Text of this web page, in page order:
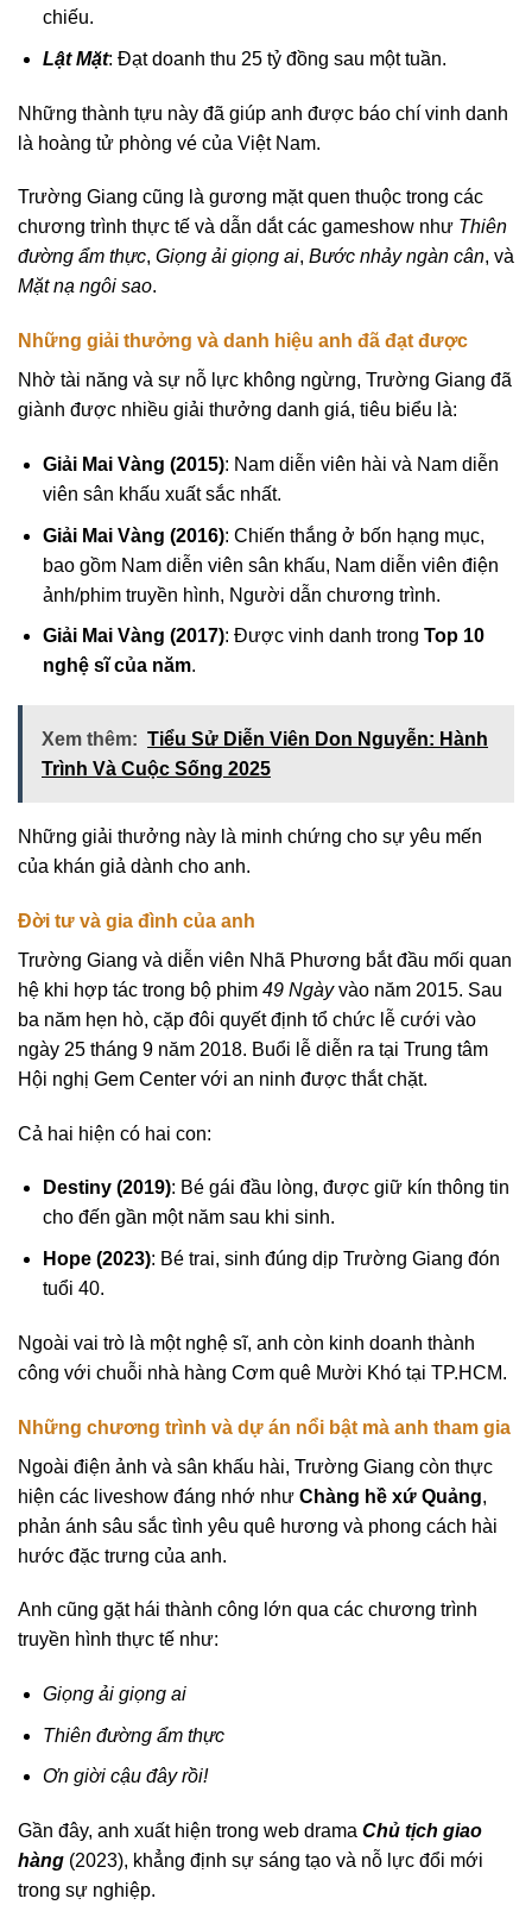
chiếu.
Lật Mặt: Đạt doanh thu 25 tỷ đồng sau một tuần.
Những thành tựu này đã giúp anh được báo chí vinh danh
là hoàng tử phòng vé của Việt Nam.
Trường Giang cũng là gương mặt quen thuộc trong các
chương trình thực tế và dẫn dắt các gameshow như Thiên
đường ẩm thực, Giọng ải giọng ai, Bước nhảy ngàn cân, và
Mặt nạ ngôi sao.
Những giải thưởng và danh hiệu anh đã đạt được
Nhờ tài năng và sự nỗ lực không ngừng, Trường Giang đã
giành được nhiều giải thưởng danh giá, tiêu biểu là:
Giải Mai Vàng (2015): Nam diễn viên hài và Nam diễn
viên sân khấu xuất sắc nhất.
Giải Mai Vàng (2016): Chiến thắng ở bốn hạng mục,
bao gồm Nam diễn viên sân khấu, Nam diễn viên điện
ảnh/phim truyền hình, Người dẫn chương trình.
Giải Mai Vàng (2017): Được vinh danh trong Top 10
nghệ sĩ của năm.
Xem thêm: Tiểu Sử Diễn Viên Don Nguyễn: Hành
Trình Và Cuộc Sống 2025
Những giải thưởng này là minh chứng cho sự yêu mến
của khán giả dành cho anh.
Đời tư và gia đình của anh
Trường Giang và diễn viên Nhã Phương bắt đầu mối quan
hệ khi hợp tác trong bộ phim 49 Ngàyvào năm 2015. Sau
ba năm hẹn hò, cặp đôi quyết định tổ chức lễ cưới vào
ngày 25 tháng 9 năm 2018. Buổi lễ diễn ra tại Trung tâm
Hội nghị Gem Center với an ninh được thắt chặt.
Cả hai hiện có hai con:
Destiny (2019): Bé gái đầu lòng, được giữ kín thông tin
cho đến gần một năm sau khi sinh.
Hope (2023): Bé trai, sinh đúng dịp Trường Giang đón
tuổi 40.
Ngoài vai trò là một nghệ sĩ, anh còn kinh doanh thành
công với chuỗi nhà hàng Cơm quê Mười Khó tại TP.HCM.
Những chương trình và dự án nổi bật mà anh tham gia
Ngoài điện ảnh và sân khấu hài, Trường Giang còn thực
hiện các liveshow đáng nhớ như Chàng hề xứ Quảng,
phản ánh sâu sắc tình yêu quê hương và phong cách hài
hước đặc trưng của anh.
Anh cũng gặt hái thành công lớn qua các chương trình
truyền hình thực tế như:
Giọng ải giọng ai
Thiên đường ẩm thực
Ơn giời cậu đây rồi!
Gần đây, anh xuất hiện trong web drama Chủ tịch giao
hàng (2023), khẳng định sự sáng tạo và nỗ lực đổi mới
trong sự nghiệp.